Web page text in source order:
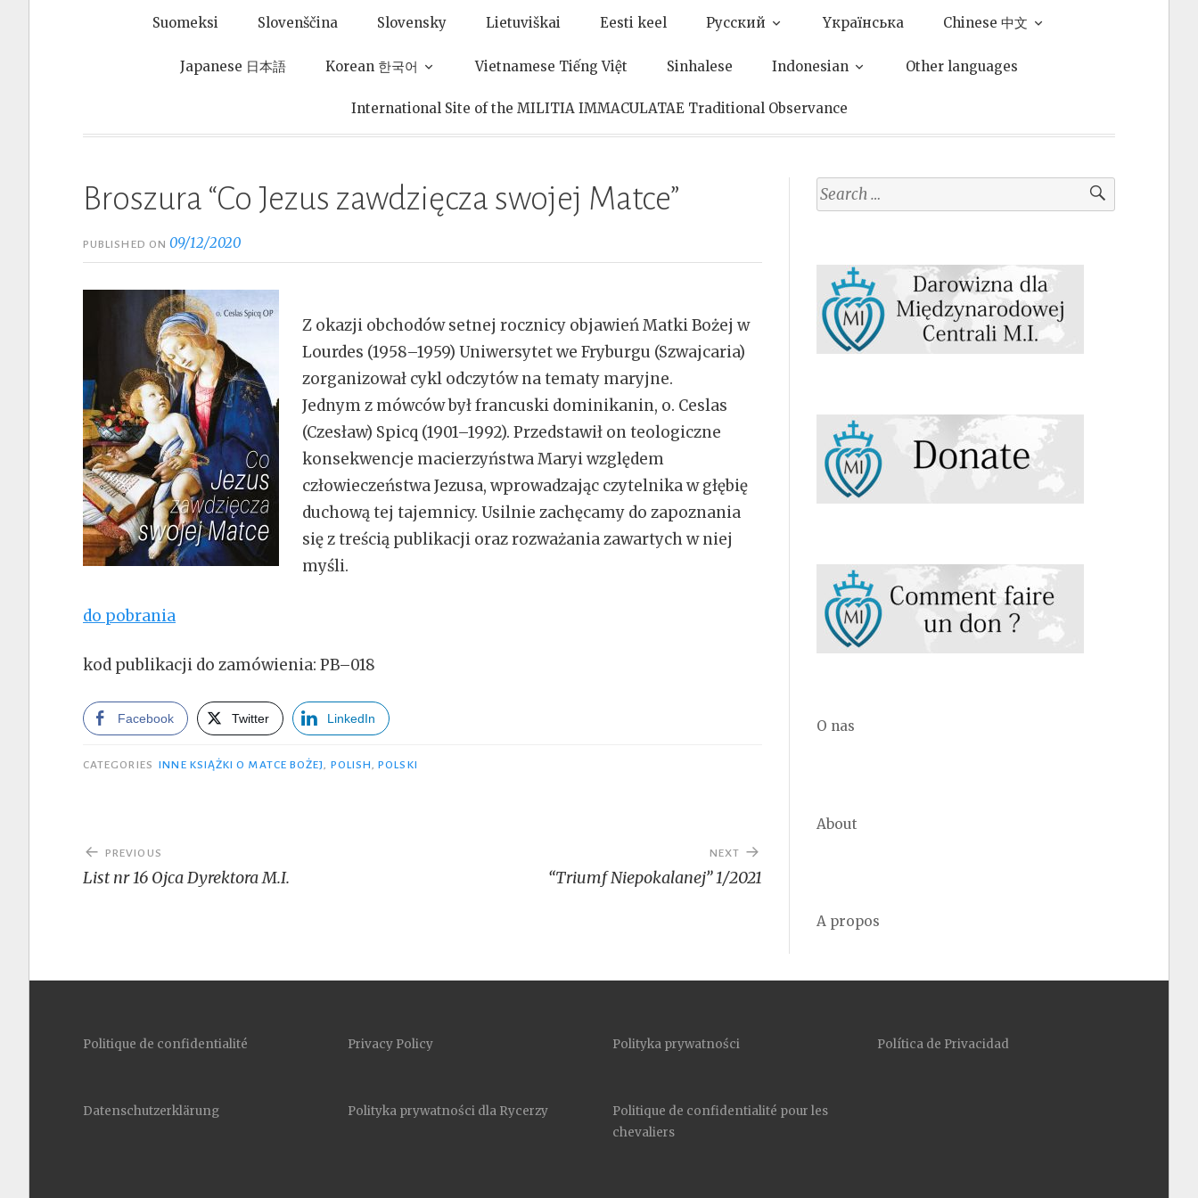
Suomeksi Slovenščina Slovensky Lietuviškai Eesti keel Pусский Yкраїнська Chinese 中文
Japanese 日本語 Korean 한국어 Vietnamese Tiếng Việt Sinhalese Indonesian Other languages
International Site of the MILITIA IMMACULATAE Traditional Observance
Broszura “Co Jezus zawdzięcza swojej Matce”
PUBLISHED ON09/12/2020
Z okazji obchodów setnej rocznicy objawień Matki Bożej w
Lourdes (1958–1959) Uniwersytet we Fryburgu (Szwajcaria)
zorganizował cykl odczytów na tematy maryjne.
Jednym z mówców był francuski dominikanin, o. Ceslas
(Czesław) Spicq (1901–1992). Przedstawił on teologiczne
konsekwencje macierzyństwa Maryi względem
człowieczeństwa Jezusa, wprowadzając czytelnika w głębię
duchową tej tajemnicy. Usilnie zachęcamy do zapoznania
się z treścią publikacji oraz rozważania zawartych w niej
myśli.
do pobrania
kod publikacji do zamówienia: PB–018
Facebook Twitter LinkedIn
CATEGORIES INNE KSIĄŻKI O MATCE BOŻEJ POLISH ,POLSKI
Post
navigation
PREVIOUS
List nr 16 Ojca Dyrektora M.I.
NEXT
“Triumf Niepokalanej” 1/2021
Search
for:
O nas
About
A propos
Politique de confidentialité Privacy Policy Polityka prywatności Política de Privacidad
Datenschutzerklärung Polityka prywatności dla Rycerzy
Politique de confidentialité pour les
chevaliers